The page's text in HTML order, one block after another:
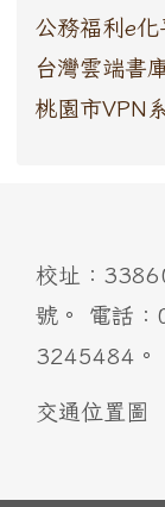
公務福利e化
台灣雲端書
桃園市VPN
校址：
號。 電話
3245484。
交通位置圖